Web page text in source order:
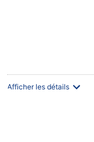
Afficher les détails